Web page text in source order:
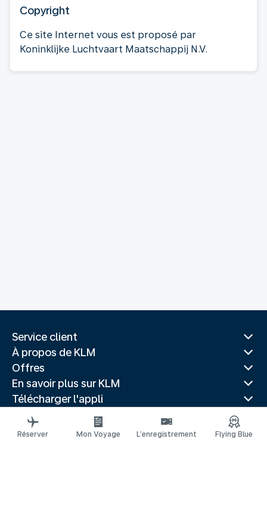
Copyright
Ce site Internet vous est proposé par
Koninklijke Luchtvaart Maatschappij N.V.
Service client
À propos de KLM
Offres
En savoir plus sur KLM
Télécharger l'appli
Sites Web associés
Guides de voyage
Réserver Mon Voyage L’enregistrement Flying Blue